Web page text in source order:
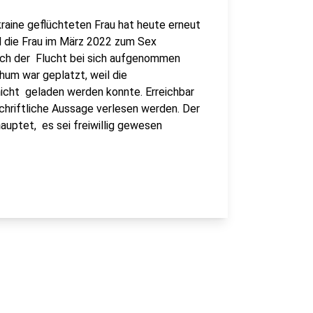
geflüchteten Frau hat heute erneut
Frau im März 2022 zum Sex
der Flucht bei sich aufgenommen
war geplatzt, weil die
geladen werden konnte. Erreichbar
Aussage verlesen werden. Der
es sei freiwillig gewesen